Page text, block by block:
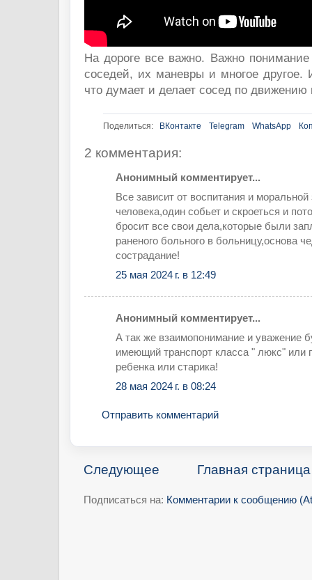
На дороге все важно. Важно понимание
соседей, их маневры и многое
что думает и делает сосед по движению
Поделиться: ВКонтакте Telegram WhatsApp
2 комментария:
Анонимный комментирует...
Все зависит от воспитания и моральной
человека,один собьет и скроеться и
бросит все свои дела,которые были
раненого больного в больницу,основа
сострадание!
25 мая 2024 г. в 12:49
Анонимный комментирует...
А так же взаимопонимание и уважение
имеющий транспорт класса " люкс" или
ребенка или старика!
28 мая 2024 г. в 08:24
Отправить комментарий
Следующее Главная страница
Подписаться на: Комментарии к сообщению